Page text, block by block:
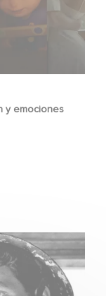
y emociones
para